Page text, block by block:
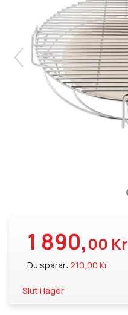
1 890,00 Kr
Du sparar: 210,00 Kr
Slut i lager